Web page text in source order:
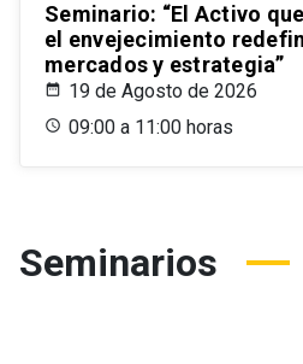
Seminario: “El Activo
el envejecimiento
mercados y estrategia”
19 de Agosto de 2026
09:00 a 11:00 horas
Seminarios